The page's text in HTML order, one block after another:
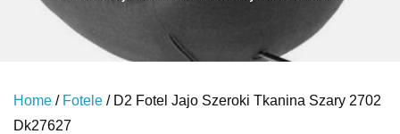
Home / Fotele / D2 Fotel Jajo Szeroki Tkanina Szary 2702
Dk27627